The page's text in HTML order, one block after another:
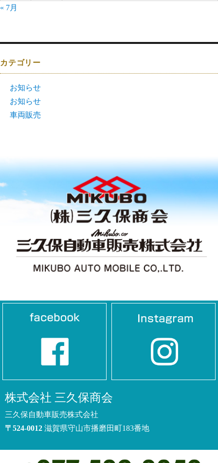
« 7月
カテゴリー
お知らせ
お知らせ
車両販売
株式会社 三久保商会
三久保自動車販売株式会社
〒524-0012 滋賀県守山市播磨田町183番地